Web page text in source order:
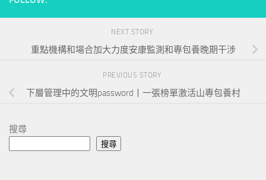
NEXT STORY
重點機構和場合加大力度安康監測和專包養晚期干涉
PREVIOUS STORY
下層管理中的文明password丨一張榜單激活山專包養村
搜尋
搜尋